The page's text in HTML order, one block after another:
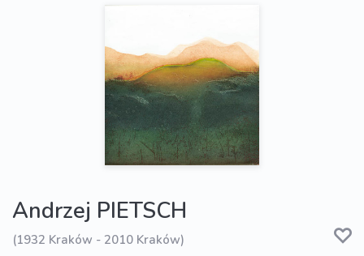
Andrzej PIETSCH
(1932 Kraków - 2010 Kraków)